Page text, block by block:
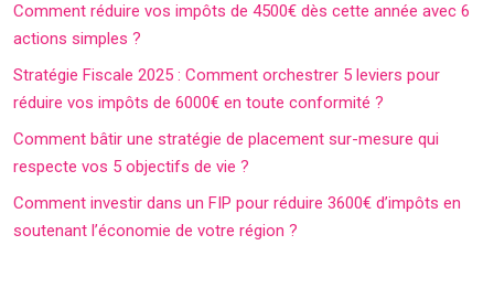
Comment réduire vos impôts de 4500€ dès cette année avec 6
actions simples ?
Stratégie Fiscale 2025 : Comment orchestrer 5 leviers pour
réduire vos impôts de 6000€ en toute conformité ?
Comment bâtir une stratégie de placement sur-mesure qui
respecte vos 5 objectifs de vie ?
Comment investir dans un FIP pour réduire 3600€ d’impôts en
soutenant l’économie de votre région ?